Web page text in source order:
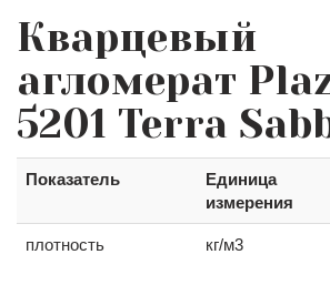
Кварцевый
агломерат
5201 Terra
Показатель
Единица
измерения
плотность кг/м3